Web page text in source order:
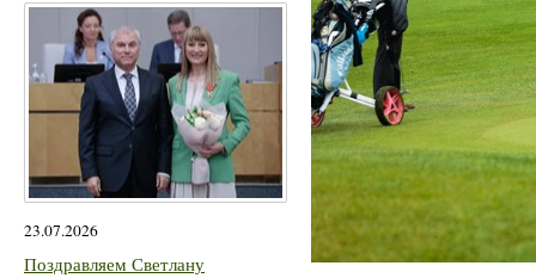
23.07.2026
Поздравляем Светлану